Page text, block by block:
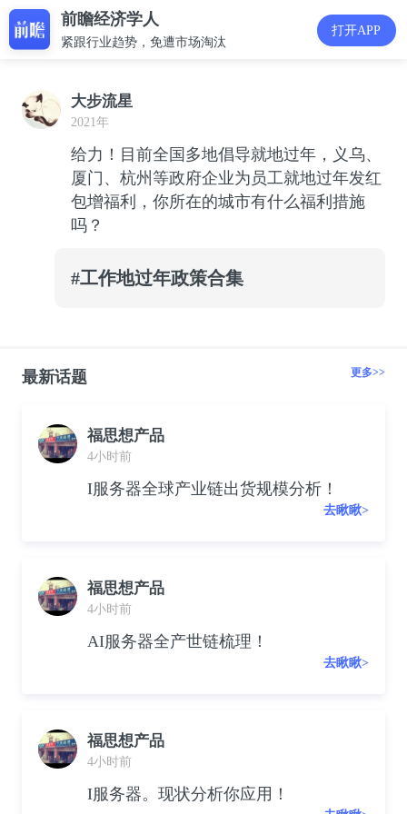
前瞻经济学人
紧跟行业趋势，免遭市场淘汰
打开APP
大步流星
2021年
给力！目前全国多地倡导就地过年，义乌、
厦门、杭州等政府企业为员工就地过年发红
包增福利，你所在的城市有什么福利措施
吗？
#工作地过年政策合集
最新话题 更多>>
福思想产品
4小时前
I服务器全球产业链出货规模分析！
去瞅瞅>
福思想产品
4小时前
AI服务器全产世链梳理！
去瞅瞅>
福思想产品
4小时前
I服务器。现状分析你应用！